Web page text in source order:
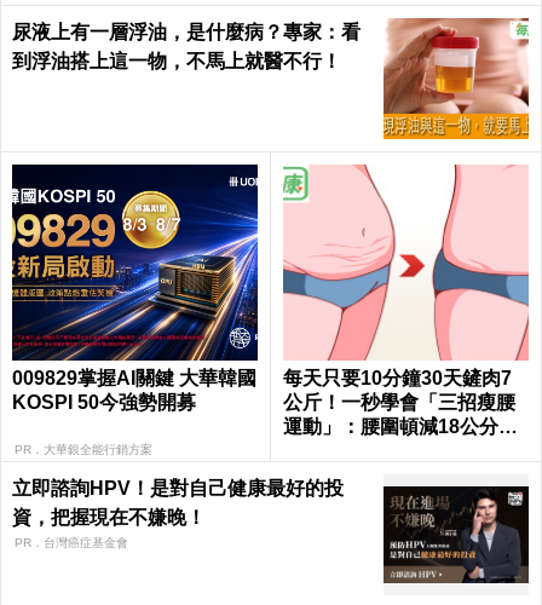
尿液上有一層浮油，是什麼病？專家：看
到浮油搭上這一物，不馬上就醫不行！
009829掌握AI關鍵 大華韓國
KOSPI 50今強勢開募
PR．大華銀全能行銷方案
每天只要10分鐘30天鏟肉7
公斤！一秒學會「三招瘦腰
運動」：腰圍頓減18公分，
立即諮詢HPV！是對自己健康最好的投
資，把握現在不嫌晚！
PR．台灣癌症基金會